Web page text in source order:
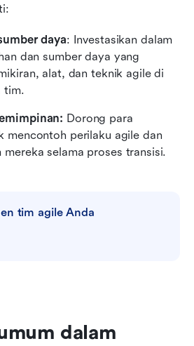
daya: Investasikan dalam
dan sumber daya yang
alat, dan teknik agile di
tim.
Dorong para
mencontoh perilaku agile dan
mereka selama proses transisi.
tim agile Anda
dalam